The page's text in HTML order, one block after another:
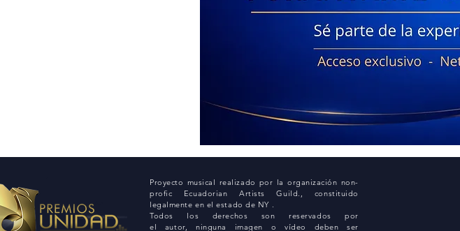
Proyecto musical realizado por la organización non-
profic Ecuadorian Artists Guild., constituido
legalmente en el estado de NY .
Todos los derechos son reservados por
el autor, ninguna imagen o vídeo deben ser